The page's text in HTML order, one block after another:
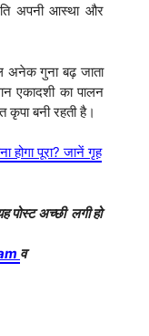
अपनी आस्था और
अनेक गुना बढ़ जाता
एकादशी का पालन
बनी रहती है।
पूरा? जानें गृह
पोस्ट अच्छी लगी हो
व